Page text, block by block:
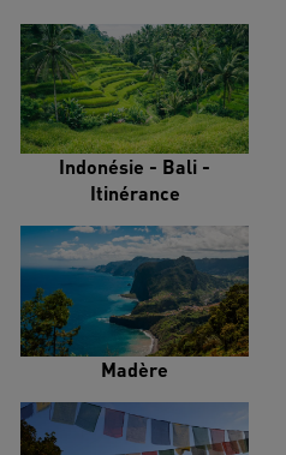
Indonésie - Bali -
Itinérance
Madère